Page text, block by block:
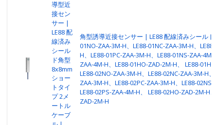
導型近
接セン
サー |
LE88 配
線済み
シール
ド角型
8x8mm
ショー
トタイ
プ 2メ
ートル
ケーブ
角型誘導近接センサー | LE88 配線済みシールド
01NO-ZAA-3M-H、LE88-01NC-ZAA-3M-H、LE88-
H、LE88-01PC-ZAA-3M-H、LE88-01NS-ZAA-4M-
ZAA-4M-H、LE88-01HO-ZAD-2M-H、 LE88-
LE88-02NO-ZAA-3M-H、LE88-02NC-ZAA-3M-H、
ZAA-3M-H、LE88-02PC-ZAA-3M-H、LE88-02NS-
LE88-02PS-ZAA-4M-H、 LE88-02HO-ZAD-2M-H、
ZAD-2M-H